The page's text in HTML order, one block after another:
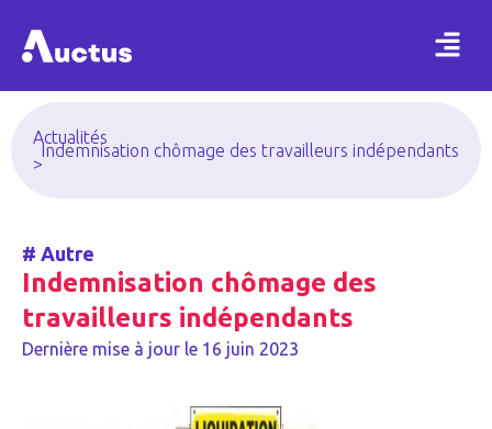
Actualités
>
Indemnisation chômage des travailleurs indépendants
# Autre
Indemnisation chômage des
travailleurs indépendants
Dernière mise à jour le 16 juin 2023